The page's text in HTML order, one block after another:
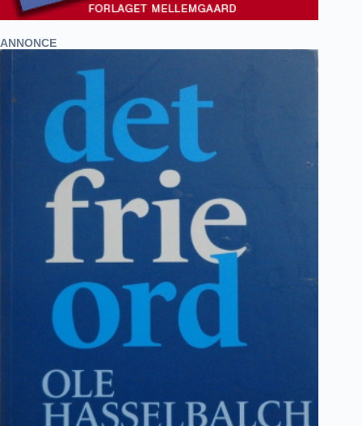
ANNONCE